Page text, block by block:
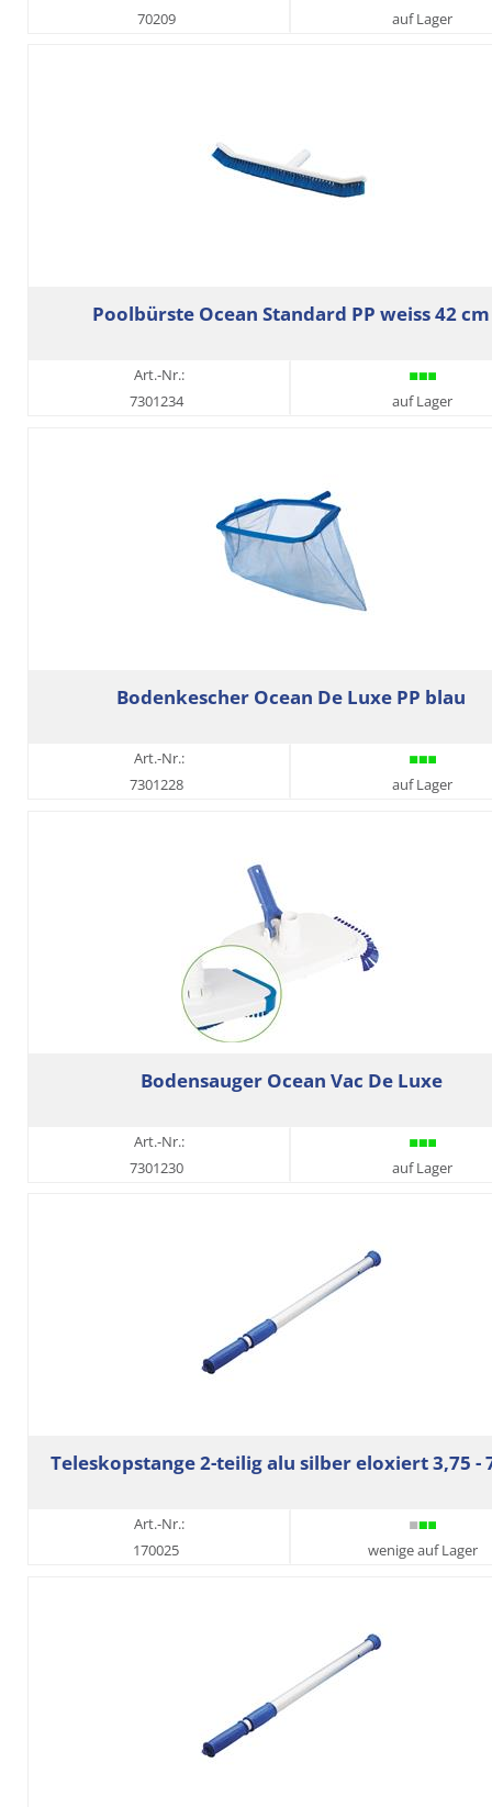
70209
auf Lager
Poolbürste Ocean Standard PP weiss 42 cm
Art.-Nr.:
7301234
auf Lager
Bodenkescher Ocean De Luxe PP blau
Art.-Nr.:
7301228
auf Lager
Bodensauger Ocean Vac De Luxe
Art.-Nr.:
7301230
auf Lager
Teleskopstange 2-teilig alu silber eloxiert 3,75 -
Art.-Nr.:
170025
wenige auf Lager